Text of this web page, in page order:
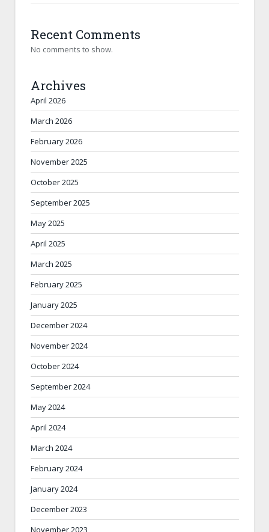
Recent Comments
No comments to show.
Archives
April 2026
March 2026
February 2026
November 2025
October 2025
September 2025
May 2025
April 2025
March 2025
February 2025
January 2025
December 2024
November 2024
October 2024
September 2024
May 2024
April 2024
March 2024
February 2024
January 2024
December 2023
November 2023